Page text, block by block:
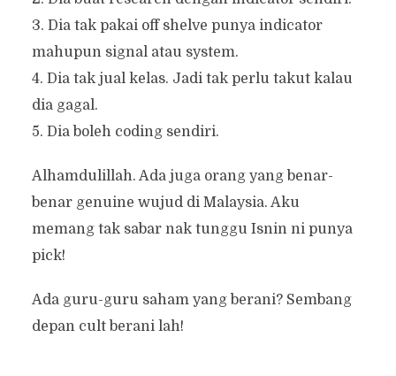
3. Dia tak pakai off shelve punya indicator
mahupun signal atau system.
4. Dia tak jual kelas. Jadi tak perlu takut kalau
dia gagal.
5. Dia boleh coding sendiri.
Alhamdulillah. Ada juga orang yang benar-
benar genuine wujud di Malaysia. Aku
memang tak sabar nak tunggu Isnin ni punya
pick!
Ada guru-guru saham yang berani? Sembang
depan cult berani lah!